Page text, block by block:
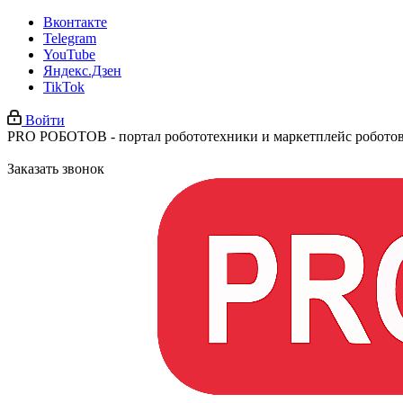
Вконтакте
Telegram
YouTube
Яндекс.Дзен
TikTok
Войти
PRO РОБОТОВ - портал робототехники и маркетплейс
Заказать звонок